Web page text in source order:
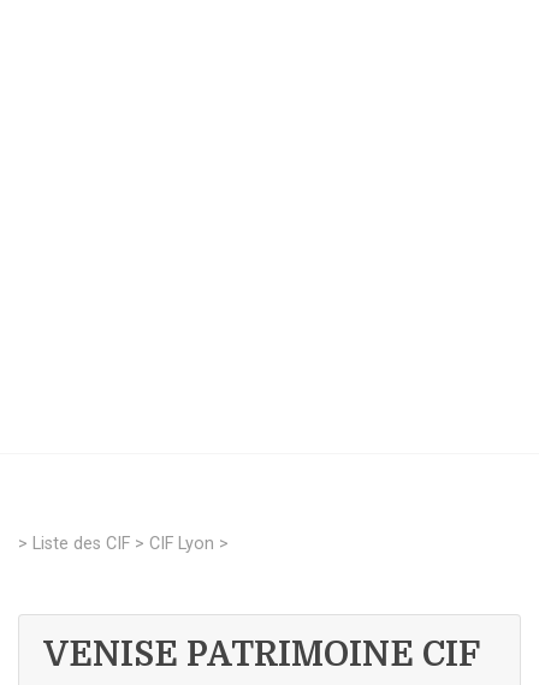
> Liste des CIF > CIF Lyon >
VENISE PATRIMOINE CIF